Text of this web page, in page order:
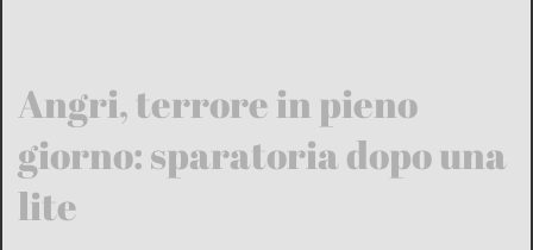
Angri, terrore in pieno
giorno: sparatoria dopo una
lite